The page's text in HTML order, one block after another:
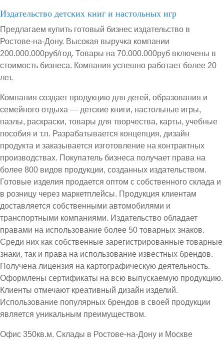
Издательство детских книг и настольных игр
Предлагаем купить готовый бизнес издательство в
Ростове-на-Дону. Высокая выручка компании
200.000.000руб/год. Товары на 70.000.000руб включены в
стоимость бизнеса. Компания успешно работает более 20
лет.
Компания создает продукцию для детей, образования и
семейного отдыха — детские книги, настольные игры,
пазлы, раскраски, товары для творчества, карты, учебные
пособия и т.п. Разрабатывается концепция, дизайн
продукта и заказывается изготовление на контрактных
производствах. Покупатель бизнеса получает права на
более 800 видов продукции, созданных издательством.
Готовые изделия продается оптом с собственного склада и
в розницу через маркетплейсы. Продукция клиентам
доставляется собственными автомобилями и
транспортными компаниями. Издательство обладает
правами на использование более 50 товарных знаков.
Среди них как собственные зарегистрированные товарные
знаки, так и права на использование известных брендов.
Получена лицензия на картографическую деятельность.
Оформлены сертификаты на всю выпускаемую продукцию.
Клиенты отмечают креативный дизайн изделий.
Использование популярных брендов в своей продукции
является уникальным преимуществом.
Офис 350кв.м. Склады в Ростове-на-Дону и Москве